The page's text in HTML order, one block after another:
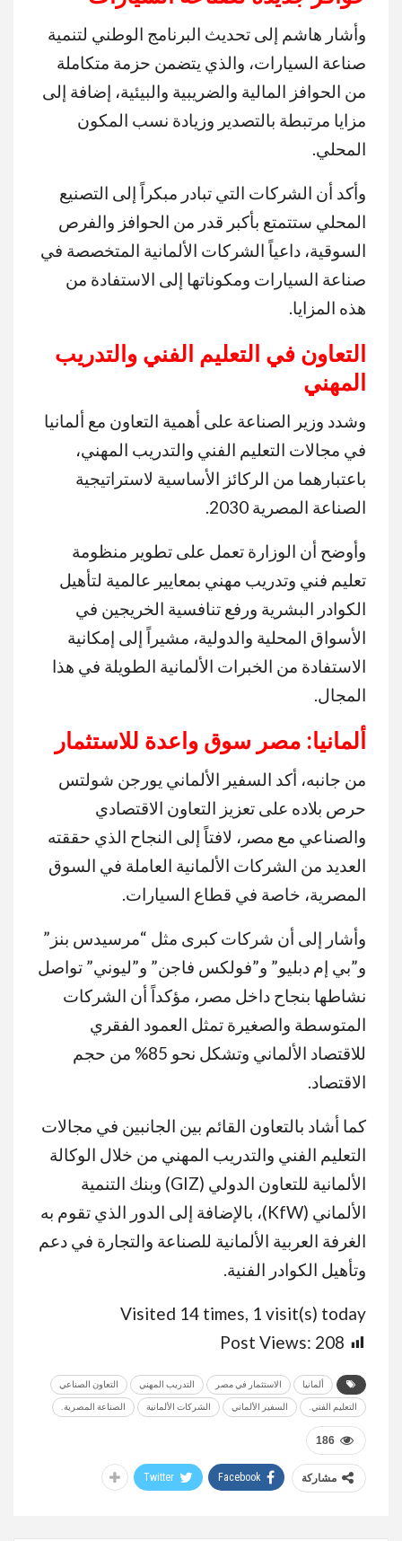
وأشار هاشم إلى تحديث البرنامج الوطني لتنمية
صناعة السيارات، والذي يتضمن حزمة متكاملة
من الحوافز المالية والضريبية والبيئية، إضافة إلى
مزايا مرتبطة بالتصدير وزيادة نسب المكون
المحلي.
وأكد أن الشركات التي تبادر مبكراً إلى التصنيع
المحلي ستتمتع بأكبر قدر من الحوافز والفرص
السوقية، داعياً الشركات الألمانية المتخصصة في
صناعة السيارات ومكوناتها إلى الاستفادة من
هذه المزايا.
التعاون في التعليم الفني والتدريب
المهني
وشدد وزير الصناعة على أهمية التعاون مع ألمانيا
في مجالات التعليم الفني والتدريب المهني،
باعتبارهما من الركائز الأساسية لاستراتيجية
الصناعة المصرية 2030.
وأوضح أن الوزارة تعمل على تطوير منظومة
تعليم فني وتدريب مهني بمعايير عالمية لتأهيل
الكوادر البشرية ورفع تنافسية الخريجين في
الأسواق المحلية والدولية، مشيراً إلى إمكانية
الاستفادة من الخبرات الألمانية الطويلة في هذا
المجال.
ألمانيا: مصر سوق واعدة للاستثمار
من جانبه، أكد السفير الألماني يورجن شولتس
حرص بلاده على تعزيز التعاون الاقتصادي
والصناعي مع مصر، لافتاً إلى النجاح الذي حققته
العديد من الشركات الألمانية العاملة في السوق
المصرية، خاصة في قطاع السيارات.
وأشار إلى أن شركات كبرى مثل “مرسيدس بنز”
و”بي إم دبليو” و”فولكس فاجن” و”ليوني” تواصل
نشاطها بنجاح داخل مصر، مؤكداً أن الشركات
المتوسطة والصغيرة تمثل العمود الفقري
للاقتصاد الألماني وتشكل نحو 85% من حجم
الاقتصاد.
كما أشاد بالتعاون القائم بين الجانبين في مجالات
التعليم الفني والتدريب المهني من خلال الوكالة
الألمانية للتعاون الدولي (GIZ) وبنك التنمية
الألماني (KfW)، بالإضافة إلى الدور الذي تقوم به
الغرفة العربية الألمانية للصناعة والتجارة في دعم
وتأهيل الكوادر الفنية.
Visited 14 times, 1 visit(s) today
Post Views: 208
ألمانيا الاستثمار في مصر التدريب المهني التعاون الصناعي
التعليم الفني. السفير الألماني الشركات الألمانية الصناعة المصرية.
186
مشاركة Facebook
Twitter